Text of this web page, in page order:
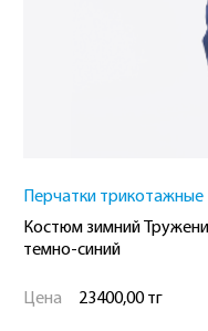
Перчатки трикотажные
Костюм зимний
темно-синий
Цена 23400,00 тг